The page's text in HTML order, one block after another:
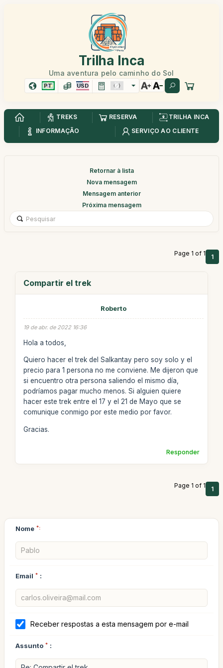
Trilha Inca
Uma aventura pelo caminho do Sol
PT USD
TREKS RESERVA
TRILHA INCA
INFORMAÇÃO
SERVIÇO AO CLIENTE
Retornar à lista
Nova mensagem
Mensagem anterior
Próxima mensagem
Page 1 of 1 1
Compartir el trek
Roberto
19 de abr. de 2022 16:36
Hola a todos,
Quiero hacer el trek del Salkantay pero soy solo y el
precio para 1 persona no me conviene. Me dijeron que
si encuentro otra persona saliendo el mismo día,
podríamos pagar mucho menos. Si alguien quiere
hacer este trek entre el 17 y el 21 de Mayo que se
comunique conmigo por este medio por favor.
Gracias.
Responder
Page 1 of 1 1
Nome *:
Email * :
Receber respostas a esta mensagem por e-mail
Assunto * :